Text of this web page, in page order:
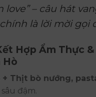
love” – câu hát
là lời mời gọi
Hợp Ẩm Thực
Hò
+ Thịt bò nướng,
đậm.